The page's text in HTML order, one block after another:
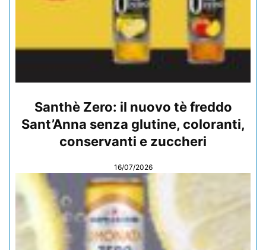
Santhè Zero: il nuovo tè freddo
Sant’Anna senza glutine, coloranti,
conservanti e zuccheri
16/07/2026